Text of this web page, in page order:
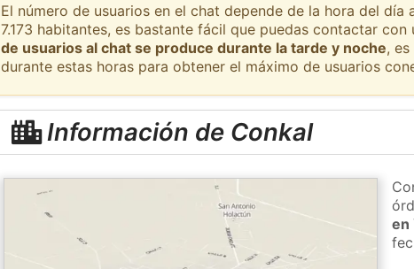
El número de usuarios en el chat depende de la hora del
7.173 habitantes, es bastante fácil que puedas contactar
de usuarios al chat se produce durante la tarde y noche,
durante estas horas para obtener el máximo de usuarios
Información de Conkal
en